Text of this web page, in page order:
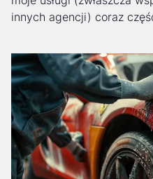
innych agencji) coraz
angielską wersję językową!